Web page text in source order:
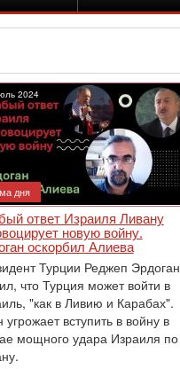
2024
дня
ответ Израиля Ливану
новую войну.
оскорбил Алиева
Турции Реджеп Эрдоган
что Турция может войти в
"как в Ливию и Карабах".
угрожает вступить в войну в
мощного удара Израиля по